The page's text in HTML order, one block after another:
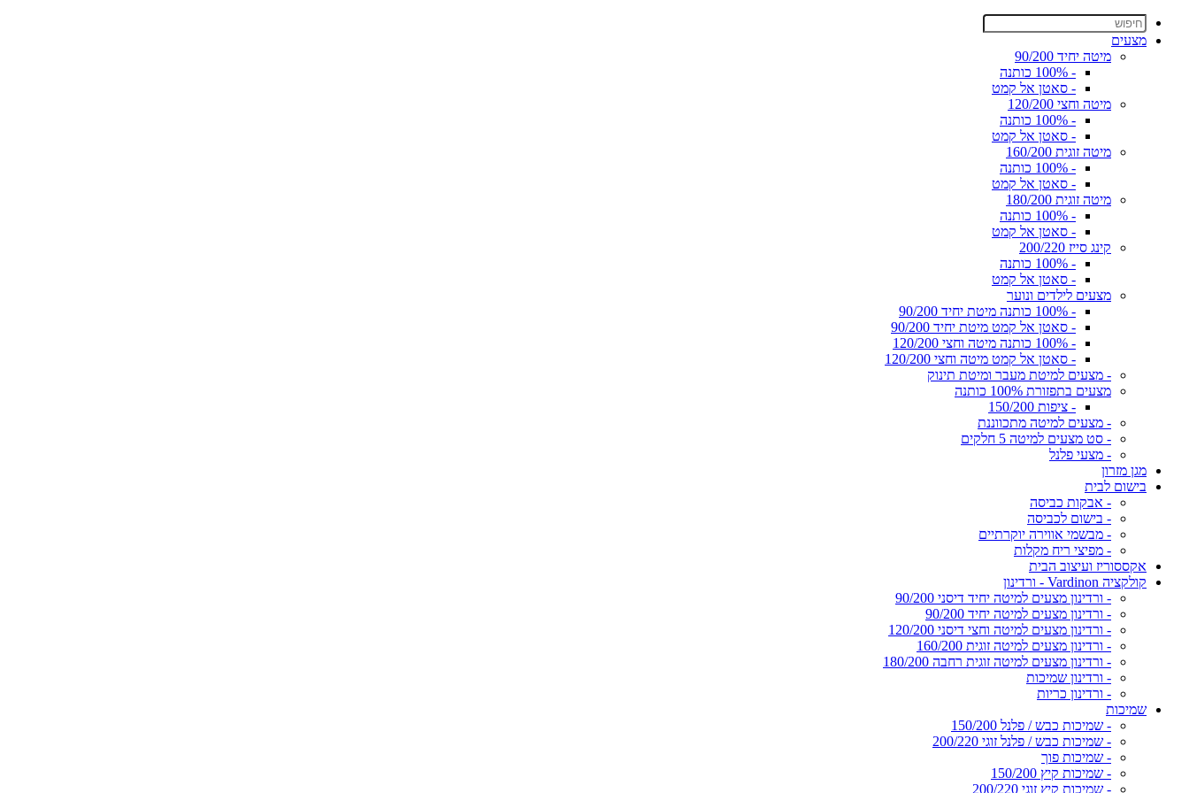
מצעים
מיטה יחיד 90/200
- 100% כותנה
- סאטן אל קמט
מיטה וחצי 120/200
- 100% כותנה
- סאטן אל קמט
מיטה זוגית 160/200
- 100% כותנה
- סאטן אל קמט
מיטה זוגית 180/200
- 100% כותנה
- סאטן אל קמט
קינג סייז 200/220
- 100% כותנה
- סאטן אל קמט
מצעים לילדים ונוער
- 100% כותנה מיטת יחיד 90/200
- סאטן אל קמט מיטת יחיד 90/200
- 100% כותנה מיטה וחצי 120/200
- סאטן אל קמט מיטה וחצי 120/200
- מצעים למיטת מעבר ומיטת תינוק
מצעים בתפזורת 100% כותנה
- ציפות 150/200
- מצעים למיטה מתכווננת
- סט מצעים למיטה 5 חלקים
- מצעי פלנל
מגן מזרון
בישום לבית
- אבקות כביסה
- בישום לכביסה
- מבשמי אווירה יוקרתיים
- מפיצי ריח מקלות
אקססוריז ועיצוב הבית
קולקציה Vardinon - ורדינון
- ורדינון מצעים למיטה יחיד דיסני 90/200
- ורדינון מצעים למיטה יחיד 90/200
- ורדינון מצעים למיטה וחצי דיסני 120/200
- ורדינון מצעים למיטה זוגית 160/200
- ורדינון מצעים למיטה זוגית רחבה 180/200
- ורדינון שמיכות
- ורדינון כריות
שמיכות
- שמיכות כבש / פלנל 150/200
- שמיכות כבש / פלנל זוגי 200/220
- שמיכות פוך
- שמיכות קיץ 150/200
- שמיכות קיץ זוגי 200/220